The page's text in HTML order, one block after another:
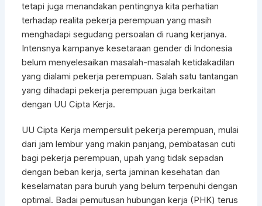
tetapi juga menandakan pentingnya kita perhatian
terhadap realita pekerja perempuan yang masih
menghadapi segudang persoalan di ruang kerjanya.
Intensnya kampanye kesetaraan gender di Indonesia
belum menyelesaikan masalah-masalah ketidakadilan
yang dialami pekerja perempuan. Salah satu tantangan
yang dihadapi pekerja perempuan juga berkaitan
dengan UU Cipta Kerja.
UU Cipta Kerja mempersulit pekerja perempuan, mulai
dari jam lembur yang makin panjang, pembatasan cuti
bagi pekerja perempuan, upah yang tidak sepadan
dengan beban kerja, serta jaminan kesehatan dan
keselamatan para buruh yang belum terpenuhi dengan
optimal. Badai pemutusan hubungan kerja (PHK) terus